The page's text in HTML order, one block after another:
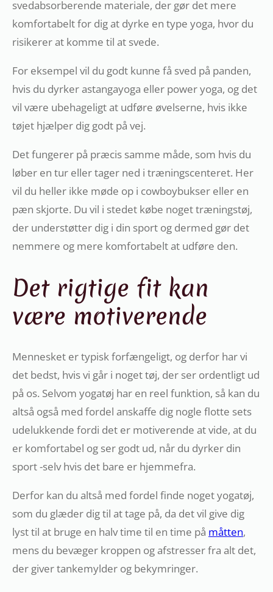
svedabsorberende materiale, der gør det mere
komfortabelt for dig at dyrke en type yoga, hvor du
risikerer at komme til at svede.
For eksempel vil du godt kunne få sved på panden,
hvis du dyrker astangayoga eller power yoga, og det
vil være ubehageligt at udføre øvelserne, hvis ikke
tøjet hjælper dig godt på vej.
Det fungerer på præcis samme måde, som hvis du
løber en tur eller tager ned i træningscenteret. Her
vil du heller ikke møde op i cowboybukser eller en
pæn skjorte. Du vil i stedet købe noget træningstøj,
der understøtter dig i din sport og dermed gør det
nemmere og mere komfortabelt at udføre den.
Det rigtige fit kan
være motiverende
Mennesket er typisk forfængeligt, og derfor har vi
det bedst, hvis vi går i noget tøj, der ser ordentligt ud
på os. Selvom yogatøj har en reel funktion, så kan du
altså også med fordel anskaffe dig nogle flotte sets
udelukkende fordi det er motiverende at vide, at du
er komfortabel og ser godt ud, når du dyrker din
sport -selv hvis det bare er hjemmefra.
Derfor kan du altså med fordel finde noget yogatøj,
som du glæder dig til at tage på, da det vil give dig
lyst til at bruge en halv time til en time på måtten,
mens du bevæger kroppen og afstresser fra alt det,
der giver tankemylder og bekymringer.